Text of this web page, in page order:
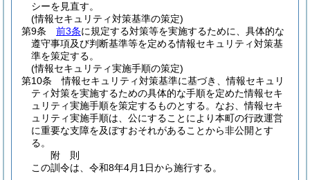
シーを見直す。
(情報セキュリティ対策基準の策定)
第9条
前3条に規定する対策等を実施するために、具体的な
遵守事項及び判断基準等を定める情報セキュリティ対策基
準を策定する。
(情報セキュリティ実施手順の策定)
第10条
情報セキュリティ対策基準に基づき、情報セキュリ
ティ対策を実施するための具体的な手順を定めた情報セキ
ュリティ実施手順を策定するものとする。 なお、情報セキ
ュリティ実施手順は、公にすることにより本町の行政運営
に重要な支障を及ぼすおそれがあることから非公開とす
る。
附 則
この訓令は、令和8年4月1日から施行する。